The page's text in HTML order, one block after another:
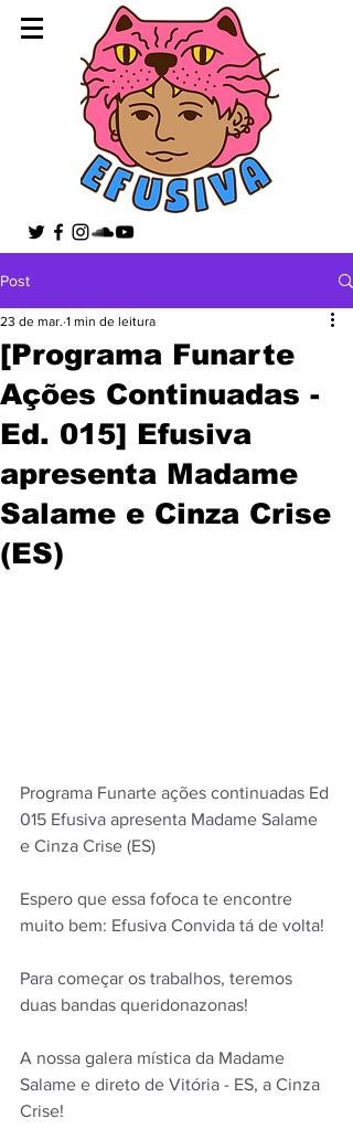
Post
[Programa Funarte
Ações Continuadas -
Ed. 015] Efusiva
apresenta Madame
Salame e Cinza Crise
(ES)
23 de mar. 1 min de leitura
Programa Funarte ações continuadas Ed
015 Efusiva apresenta Madame Salame
e Cinza Crise (ES)
Espero que essa fofoca te encontre
muito bem: Efusiva Convida tá de volta!
Para começar os trabalhos, teremos
duas bandas queridonazonas!
A nossa galera mística da Madame
Salame e direto de Vitória - ES, a Cinza
Crise!